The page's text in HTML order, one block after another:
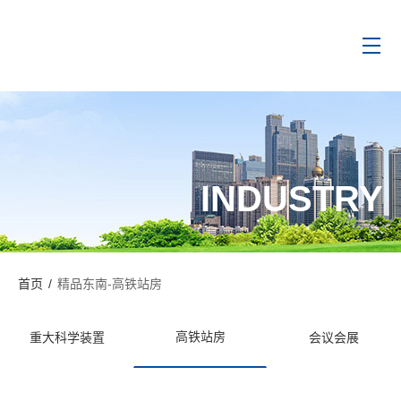
INDUSTRY
首页 / 精品东南-高铁站房
重大科学装置 高铁站房 会议会展